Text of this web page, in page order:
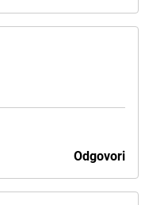
Odgovori